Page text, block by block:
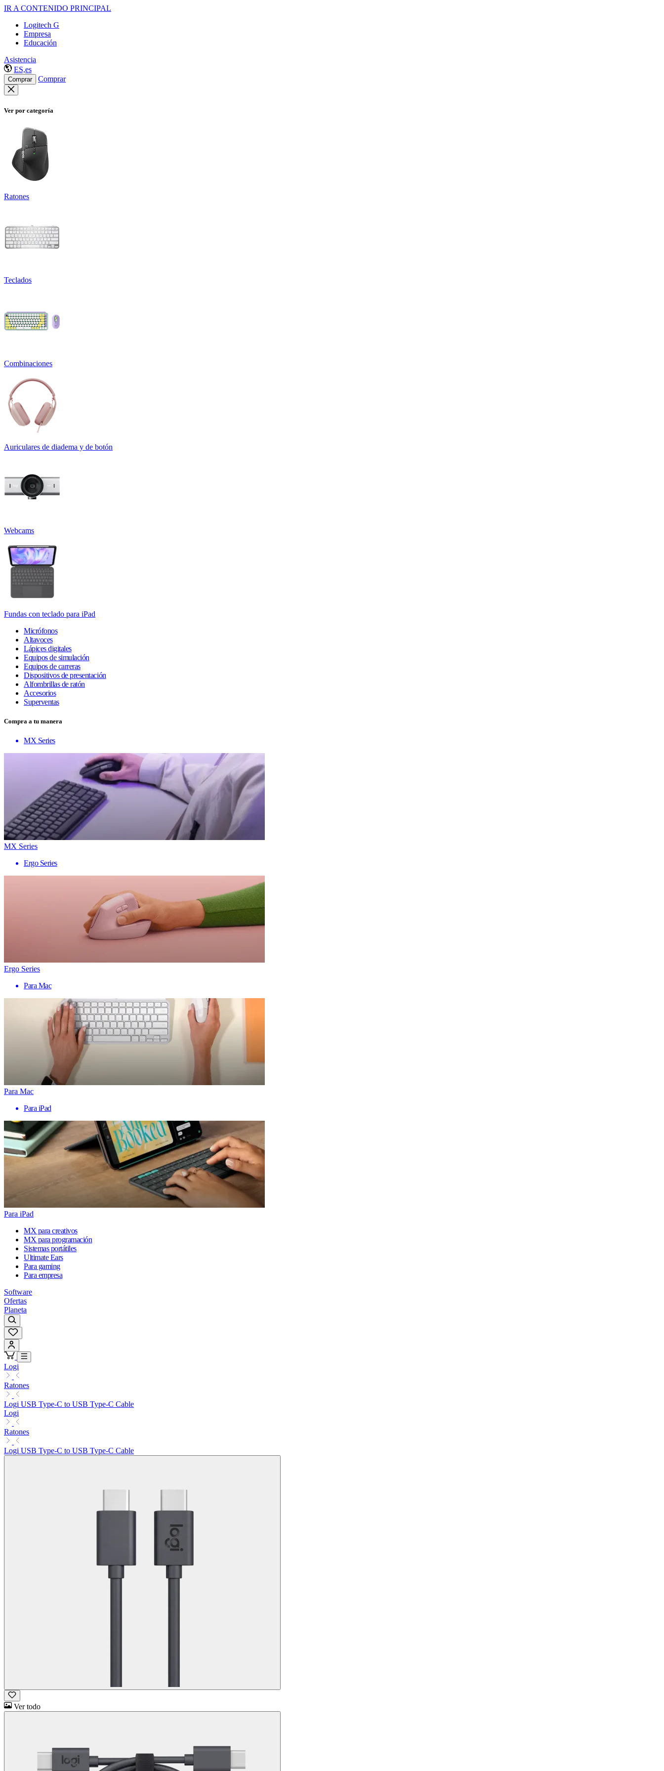
IR A CONTENIDO PRINCIPAL
Logitech G
Empresa
Educación
Asistencia
ES,es
Comprar Comprar
Ver por categoría
Ratones
Teclados
Combinaciones
Auriculares de diadema y de botón
Webcams
Fundas con teclado para iPad
Micrófonos
Altavoces
Lápices digitales
Equipos de simulación
Equipos de carreras
Dispositivos de presentación
Alfombrillas de ratón
Accesorios
Superventas
Compra a tu manera
MX Series
MX Series
Ergo Series
Ergo Series
Para Mac
Para Mac
Para iPad
Para iPad
MX para creativos
MX para programación
Sistemas portátiles
Ultimate Ears
Para gaming
Para empresa
Software
Ofertas
Planeta
Logi
Ratones
Logi USB Type-C to USB Type-C Cable
Logi
Ratones
Logi USB Type-C to USB Type-C Cable
Ver todo